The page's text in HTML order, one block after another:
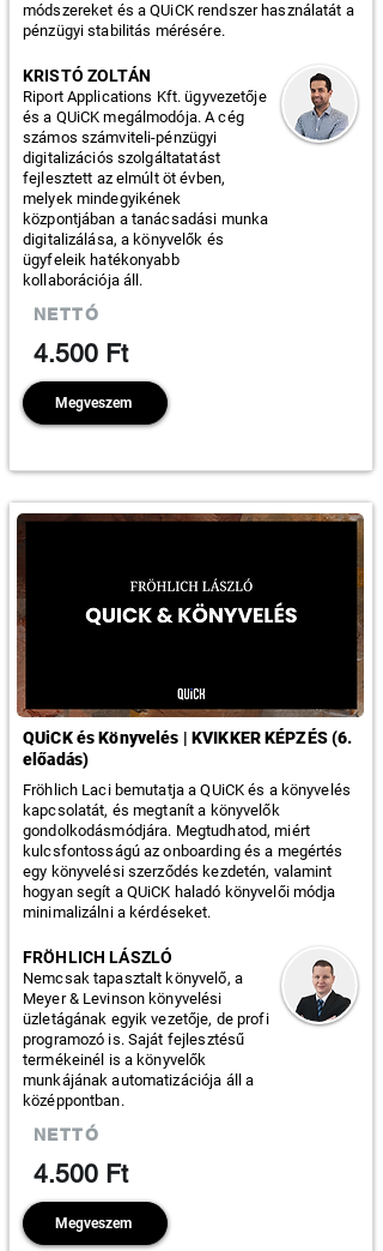
módszereket és a QUiCK rendszer használatát a
pénzügyi stabilitás mérésére.
KRISTÓ ZOLTÁN
Riport Applications Kft. ügyvezetője
és a QUiCK megálmodója. A cég
számos számviteli-pénzügyi
digitalizációs szolgáltatatást
fejlesztett az elmúlt öt évben,
melyek mindegyikének
központjában a tanácsadási munka
digitalizálása, a könyvelők és
ügyfeleik hatékonyabb
kollaborációja áll.
NETTÓ
4.500 Ft
Megveszem
QUiCK és Könyvelés | KVIKKER KÉPZÉS (6.
előadás)
Fröhlich Laci bemutatja a QUiCK és a könyvelés
kapcsolatát, és megtanít a könyvelők
gondolkodásmódjára. Megtudhatod, miért
kulcsfontosságú az onboarding és a megértés
egy könyvelési szerződés kezdetén, valamint
hogyan segít a QUiCK haladó könyvelői módja
minimalizálni a kérdéseket.
FRÖHLICH LÁSZLÓ
Nemcsak tapasztalt könyvelő, a
Meyer & Levinson könyvelési
üzletágának egyik vezetője, de profi
programozó is. Saját fejlesztésű
termékeinél is a könyvelők
munkájának automatizációja áll a
középpontban.
NETTÓ
4.500 Ft
Megveszem